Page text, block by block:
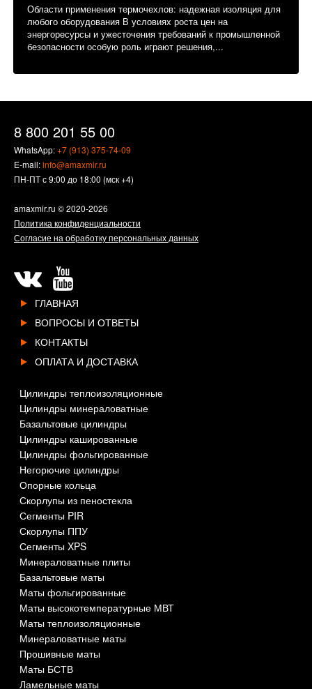
Области применения термочехлов: надежная изоляция для
любого оборудования В условиях роста цен на
энергоресурсы и ужесточения требований к промышленной
безопасности особую роль играют решения,...
8 800 201 55 00
WhatsApp:+7 (913) 375-74-09
E-mail:info@amaxmir.ru
ПН-ПТ с 9:00 до 18:00 (мск +4)
amaxmir.ru © 2020-2026
Политика конфиденциальности
Согласие на обработку персональных данных
ГЛАВНАЯ
ВОПРОСЫ И ОТВЕТЫ
КОНТАКТЫ
ОПЛАТА И ДОСТАВКА
Цилиндры теплоизоляционные
Цилиндры минераловатные
Базальтовые цилиндры
Цилиндры кашированные
Цилиндры фольгированные
Негорючие цилиндры
Опорные кольца
Скорлупы из пеностекла
Сегменты PIR
Скорлупы ППУ
Сегменты XPS
Минераловатные плиты
Базальтовые маты
Маты фольгированные
Маты высокотемпературные МВТ
Маты теплоизоляционные
Минераловатные маты
Прошивные маты
Маты БСТВ
Ламельные маты